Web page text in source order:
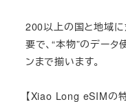
200以上の国と地域に
要で、“本物”のデー
ンまで揃います。
【Xiao Long eSIMの特